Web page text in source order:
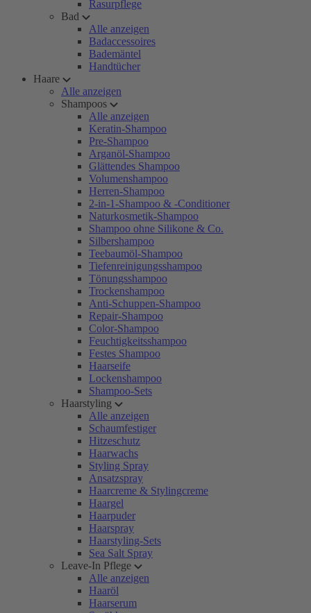
Rasurpflege
Bad
Alle anzeigen
Badaccessoires
Bademäntel
Handtücher
Haare
Alle anzeigen
Shampoos
Alle anzeigen
Keratin-Shampoo
Pre-Shampoo
Arganöl-Shampoo
Glättendes Shampoo
Volumenshampoo
Herren-Shampoo
2-in-1-Shampoo & -Conditioner
Naturkosmetik-Shampoo
Shampoo ohne Silikone & Co.
Silbershampoo
Teebaumöl-Shampoo
Tiefenreinigungsshampoo
Tönungsshampoo
Trockenshampoo
Anti-Schuppen-Shampoo
Repair-Shampoo
Color-Shampoo
Feuchtigkeitsshampoo
Festes Shampoo
Haarseife
Lockenshampoo
Shampoo-Sets
Haarstyling
Alle anzeigen
Schaumfestiger
Hitzeschutz
Haarwachs
Styling Spray
Ansatzspray
Haarcreme & Stylingcreme
Haargel
Haarpuder
Haarspray
Haarstyling-Sets
Sea Salt Spray
Leave-In Pflege
Alle anzeigen
Haaröl
Haarserum